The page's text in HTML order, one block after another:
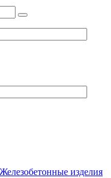
Железобетонные изделия